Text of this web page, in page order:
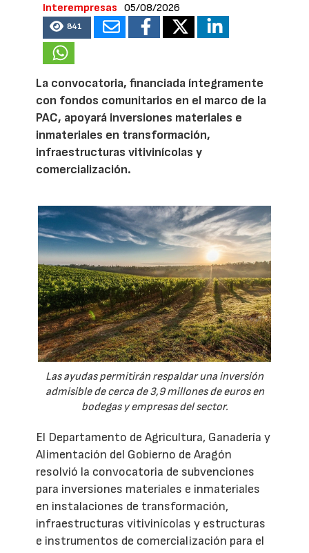
Interempresas
05/08/2026
841
La convocatoria, financiada íntegramente
con fondos comunitarios en el marco de la
PAC, apoyará inversiones materiales e
inmateriales en transformación,
infraestructuras vitivinícolas y
comercialización.
Las ayudas permitirán respaldar una inversión
admisible de cerca de 3,9 millones de euros en
bodegas y empresas del sector.
El Departamento de Agricultura, Ganadería y
Alimentación del Gobierno de Aragón
resolvió la convocatoria de subvenciones
para inversiones materiales e inmateriales
en instalaciones de transformación,
infraestructuras vitivinícolas y estructuras
e instrumentos de comercialización para el